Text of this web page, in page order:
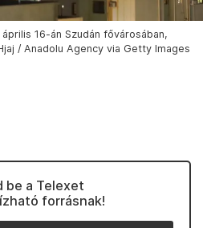
16-án Szudán fővárosában,
/ Anadolu Agency via Getty Images
be a Telexet
forrásnak!